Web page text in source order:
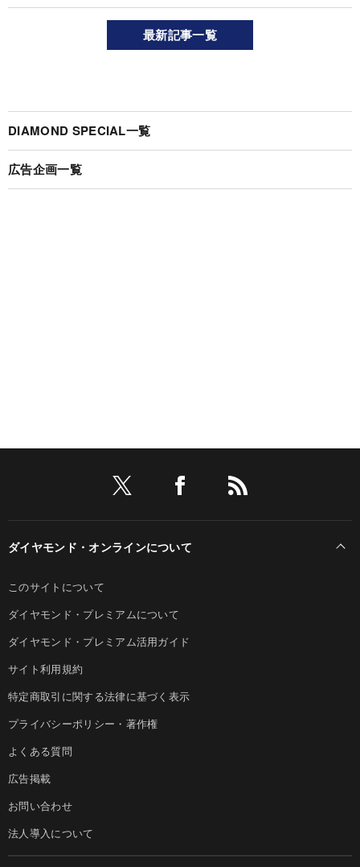
最新記事一覧
DIAMOND SPECIAL一覧
広告企画一覧
ダイヤモンド・オンラインについて
このサイトについて
ダイヤモンド・プレミアムについて
ダイヤモンド・プレミアム活用ガイド
サイト利用規約
特定商取引に関する法律に基づく表示
プライバシーポリシー・著作権
よくある質問
広告掲載
お問い合わせ
法人導入について